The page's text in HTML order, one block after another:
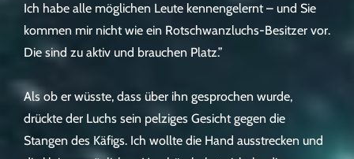
Ich habe alle möglichen Leute kennengelernt – und Sie
kommen mir nicht wie ein Rotschwanzluchs-Besitzer vor.
Die sind zu aktiv und brauchen Platz.”
Als ob er wüsste, dass über ihn gesprochen wurde,
drückte der Luchs sein pelziges Gesicht gegen die
Stangen des Käfigs. Ich wollte die Hand ausstrecken und